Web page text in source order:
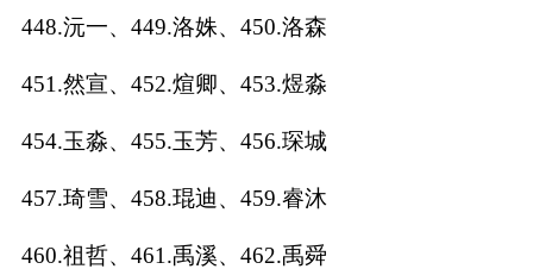
448.沅一、449.洛姝、450.洛森
451.然宣、452.煊卿、453.煜淼
454.玉淼、455.玉芳、456.琛城
457.琦雪、458.琨迪、459.睿沐
460.祖哲、461.禹溪、462.禹舜